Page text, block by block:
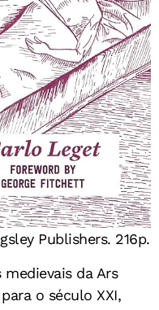
Publishers. 216p.
da Ars
o século XXI,